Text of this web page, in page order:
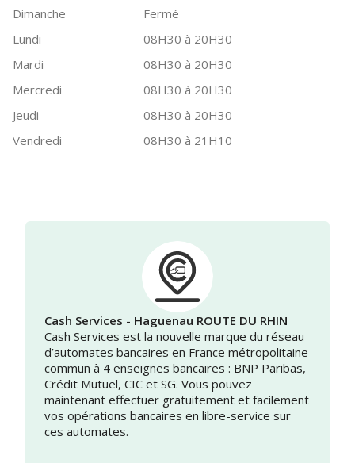
Dimanche
Fermé
Lundi
08H30 à 20H30
Mardi
08H30 à 20H30
Mercredi
08H30 à 20H30
Jeudi
08H30 à 20H30
Vendredi
08H30 à 21H10
Cash Services - Haguenau ROUTE DU RHIN
Cash Services est la nouvelle marque du réseau
d’automates bancaires en France métropolitaine
commun à 4 enseignes bancaires : BNP Paribas,
Crédit Mutuel, CIC et SG. Vous pouvez
maintenant effectuer gratuitement et facilement
vos opérations bancaires en libre-service sur
ces automates.